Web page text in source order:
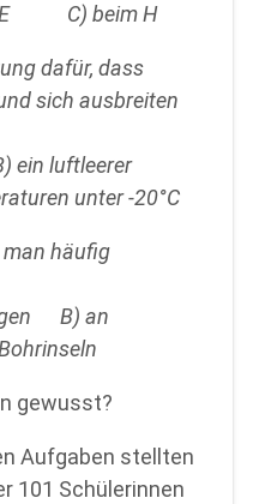
C) beim H
dafür, dass
sich ausbreiten
luftleerer
unter -20°C
man häufig
B) an
gewusst?
Aufgaben stellten
101 Schülerinnen